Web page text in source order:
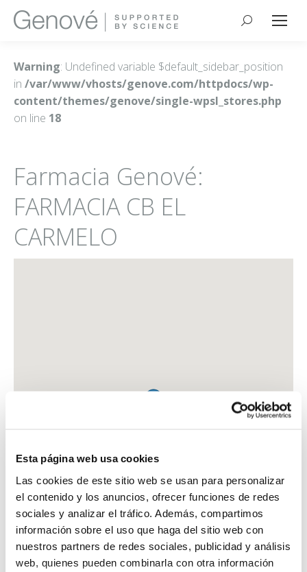
Esta página web usa cookies
Las cookies de este sitio web se usan para personalizar
el contenido y los anuncios, ofrecer funciones de redes
sociales y analizar el tráfico. Además, compartimos
información sobre el uso que haga del sitio web con
nuestros partners de redes sociales, publicidad y análisis
web, quienes pueden combinarla con otra información
Buscar:
Warning: Undefined variable $default_sidebar_position
in /var/www/vhosts/genove.com/httpdocs/wp-
content/themes/genove/single-wpsl_stores.php
on line 18
Farmacia Genové:
FARMACIA CB EL
CARMELO